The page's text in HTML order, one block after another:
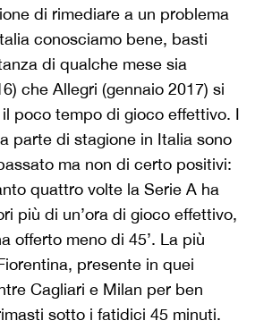
di rimediare a un problema
conosciamo bene, basti
di qualche mese sia
che Allegri (gennaio 2017) si
poco tempo di gioco effettivo. I
parte di stagione in Italia sono
ma non di certo positivi:
quattro volte la Serie A ha
più di un’ora di gioco effettivo,
offerto meno di 45’. La più
presente in quei
Cagliari e Milan per ben
sotto i fatidici 45 minuti.